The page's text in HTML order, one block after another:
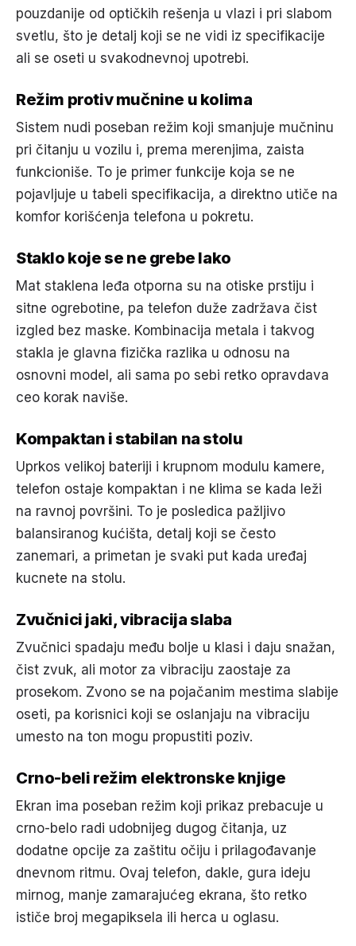
pouzdanije od optičkih rešenja u vlazi i pri slabom
svetlu, što je detalj koji se ne vidi iz specifikacije
ali se oseti u svakodnevnoj upotrebi.
Režim protiv mučnine u kolima
Sistem nudi poseban režim koji smanjuje mučninu
pri čitanju u vozilu i, prema merenjima, zaista
funkcioniše. To je primer funkcije koja se ne
pojavljuje u tabeli specifikacija, a direktno utiče na
komfor korišćenja telefona u pokretu.
Staklo koje se ne grebe lako
Mat staklena leđa otporna su na otiske prstiju i
sitne ogrebotine, pa telefon duže zadržava čist
izgled bez maske. Kombinacija metala i takvog
stakla je glavna fizička razlika u odnosu na
osnovni model, ali sama po sebi retko opravdava
ceo korak naviše.
Kompaktan i stabilan na stolu
Uprkos velikoj bateriji i krupnom modulu kamere,
telefon ostaje kompaktan i ne klima se kada leži
na ravnoj površini. To je posledica pažljivo
balansiranog kućišta, detalj koji se često
zanemari, a primetan je svaki put kada uređaj
kucnete na stolu.
Zvučnici jaki, vibracija slaba
Zvučnici spadaju među bolje u klasi i daju snažan,
čist zvuk, ali motor za vibraciju zaostaje za
prosekom. Zvono se na pojačanim mestima slabije
oseti, pa korisnici koji se oslanjaju na vibraciju
umesto na ton mogu propustiti poziv.
Crno-beli režim elektronske knjige
Ekran ima poseban režim koji prikaz prebacuje u
crno-belo radi udobnijeg dugog čitanja, uz
dodatne opcije za zaštitu očiju i prilagođavanje
dnevnom ritmu. Ovaj telefon, dakle, gura ideju
mirnog, manje zamarajućeg ekrana, što retko
ističe broj megapiksela ili herca u oglasu.